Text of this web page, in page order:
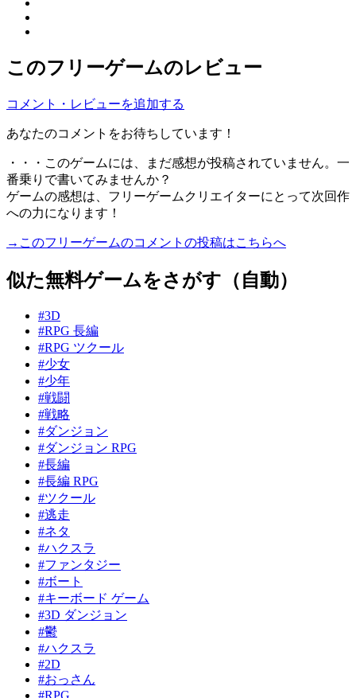
このフリーゲームのレビュー
コメント・レビューを追加する
あなたのコメントをお待ちしています！
・・・このゲームには、まだ感想が投稿されていません。一
番乗りで書いてみませんか？
ゲームの感想は、フリーゲームクリエイターにとって次回作
への力になります！
→このフリーゲームのコメントの投稿はこちらへ
似た無料ゲームをさがす（自動）
#3D
#RPG 長編
#RPG ツクール
#少女
#少年
#戦闘
#戦略
#ダンジョン
#ダンジョン RPG
#長編
#長編 RPG
#ツクール
#逃走
#ネタ
#ハクスラ
#ファンタジー
#ボート
#キーボード ゲーム
#3D ダンジョン
#鬱
#ハクスラ
#2D
#おっさん
#RPG